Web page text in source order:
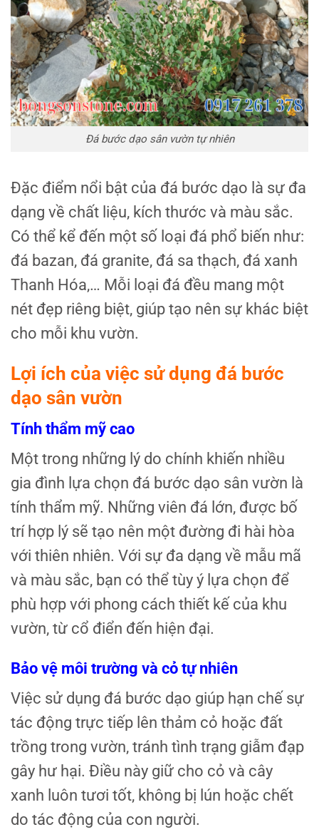
Đá bước dạo sân vườn tự nhiên
Đặc điểm nổi bật của đá bước dạo là sự đa
dạng về chất liệu, kích thước và màu sắc.
Có thể kể đến một số loại đá phổ biến như:
đá bazan, đá granite, đá sa thạch, đá xanh
Thanh Hóa,… Mỗi loại đá đều mang một
nét đẹp riêng biệt, giúp tạo nên sự khác biệt
cho mỗi khu vườn.
Lợi ích của việc sử dụng đá bước
dạo sân vườn
Tính thẩm mỹ cao
Một trong những lý do chính khiến nhiều
gia đình lựa chọn đá bước dạo sân vườn là
tính thẩm mỹ. Những viên đá lớn, được bố
trí hợp lý sẽ tạo nên một đường đi hài hòa
với thiên nhiên. Với sự đa dạng về mẫu mã
và màu sắc, bạn có thể tùy ý lựa chọn để
phù hợp với phong cách thiết kế của khu
vườn, từ cổ điển đến hiện đại.
Bảo vệ môi trường và cỏ tự nhiên
Việc sử dụng đá bước dạo giúp hạn chế sự
tác động trực tiếp lên thảm cỏ hoặc đất
trồng trong vườn, tránh tình trạng giẫm đạp
gây hư hại. Điều này giữ cho cỏ và cây
xanh luôn tươi tốt, không bị lún hoặc chết
do tác động của con người.